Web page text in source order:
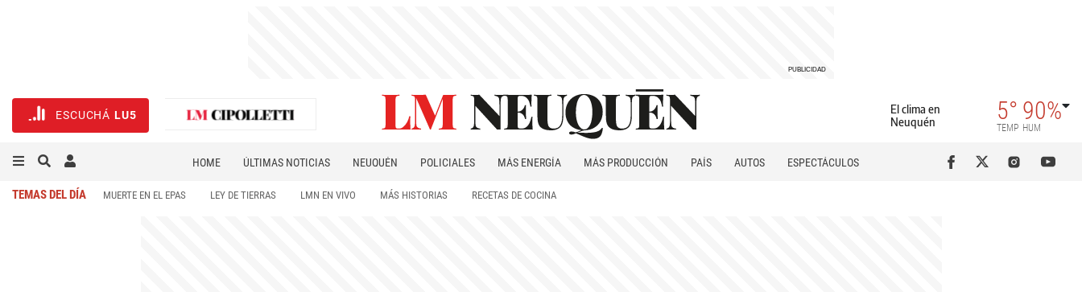
ESCUCHÁ LU5
El clima en
Neuquén
5°
TEMP
90%
HUM
HOME ÚLTIMAS NOTICIAS NEUQUÉN POLICIALES MÁS ENERGÍA MÁS PRODUCCIÓN PAÍS AUTOS
ESPECTÁCULOS
TEMAS DEL DÍA MUERTE EN EL EPAS LEY DE TIERRAS LMN EN VIVO MÁS HISTORIAS RECETAS DE COCINA